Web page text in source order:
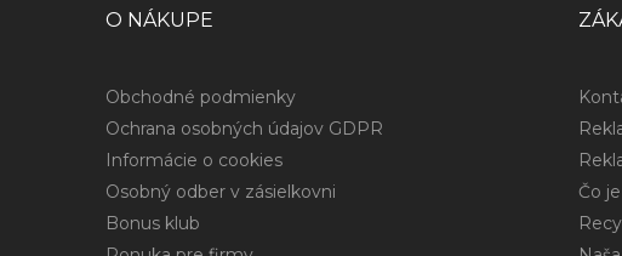
O NÁKUPE
Obchodné podmienky
Ochrana osobných údajov GDPR
Informácie o cookies
Osobný odber v zásielkovni
Bonus klub
Čo